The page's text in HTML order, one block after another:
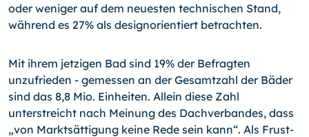
oder weniger auf dem neuesten technischen Stand,
während es 27% als designorientiert betrachten.
Mit ihrem jetzigen Bad sind 19% der Befragten
unzufrieden - gemessen an der Gesamtzahl der Bäder
sind das 8,8 Mio. Einheiten. Allein diese Zahl
unterstreicht nach Meinung des Dachverbandes, dass
„von Marktsättigung keine Rede sein kann“. Als Frust-